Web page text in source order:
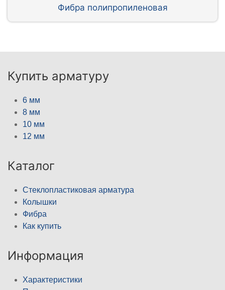
Фибра полипропиленовая
Купить арматуру
6 мм
8 мм
10 мм
12 мм
Каталог
Стеклопластиковая арматура
Колышки
Фибра
Как купить
Информация
Характеристики